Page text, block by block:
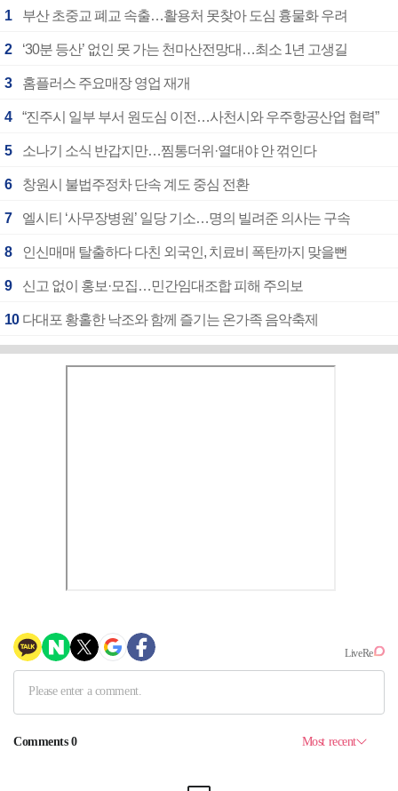
1 부산 초중교 폐교 속출…활용처 못찾아 도심 흉물화 우려
2 ‘30분 등산’ 없인 못 가는 천마산전망대…최소 1년 고생길
3 홈플러스 주요매장 영업 재개
4 “진주시 일부 부서 원도심 이전…사천시와 우주항공산업 협력”
5 소나기 소식 반갑지만…찜통더위·열대야 안 꺾인다
6 창원시 불법주정차 단속 계도 중심 전환
7 엘시티 ‘사무장병원’ 일당 기소…명의 빌려준 의사는 구속
8 인신매매 탈출하다 다친 외국인, 치료비 폭탄까지 맞을뻔
9 신고 없이 홍보·모집…민간임대조합 피해 주의보
10 다대포 황홀한 낙조와 함께 즐기는 온가족 음악축제